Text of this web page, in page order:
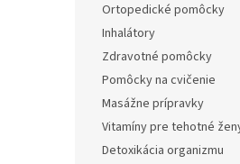
Ortopedické pomôcky
Inhalátory
Zdravotné pomôcky
Pomôcky na cvičenie
Masážne prípravky
Vitamíny pre tehotné
Detoxikácia organizmu